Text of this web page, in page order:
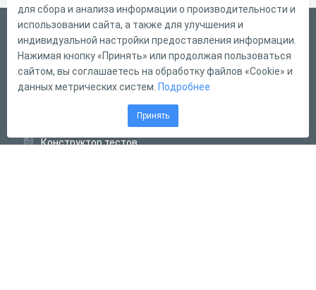
Русский
Справка
Форма обратной связи
Конструктор тестов
для сбора и анализа информации о производительности и
использовании сайта, а также для улучшения и
индивидуальной настройки предоставления информации.
Нажимая кнопку «Принять» или продолжая пользоваться
сайтом, вы соглашаетесь на обработку файлов «Cookie» и
данных метрических систем. Подробнее
Принять